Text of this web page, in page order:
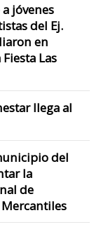
jóvenes
del Ej.
en
Las
llega al
del
la
de